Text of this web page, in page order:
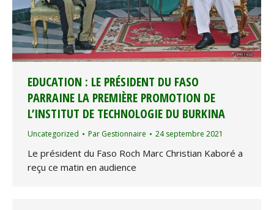
EDUCATION : LE PRÉSIDENT DU FASO
PARRAINE LA PREMIÈRE PROMOTION DE
L’INSTITUT DE TECHNOLOGIE DU BURKINA
Uncategorized Par Gestionnaire 24 septembre 2021
Le président du Faso Roch Marc Christian Kaboré a
reçu ce matin en audience